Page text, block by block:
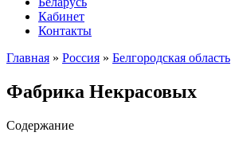
Кабинет
Контакты
Главная » Россия » Белгородская область
Фабрика Некрасовых
Содержание